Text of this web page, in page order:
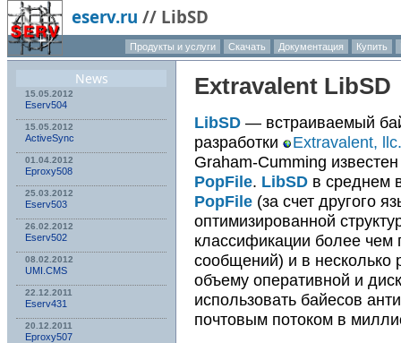
eserv.ru // LibSD
Продукты и услуги Скачать Документация Купить
News
15.05.2012
Eserv504
15.05.2012
ActiveSync
01.04.2012
Eproxy508
25.03.2012
Eserv503
26.02.2012
Eserv502
08.02.2012
UMI.CMS
22.12.2011
Eserv431
20.12.2011
Eproxy507
Extravalent LibSD
LibSD — встраиваемый
разработки
Extravalent, llc.
Graham-Cumming
PopFile. LibSD в среднем
PopFile (за счет другого
оптимизированной
классификации более чем
сообщений) и в несколько
объему оперативной и
использовать байесов
почтовым потоком в